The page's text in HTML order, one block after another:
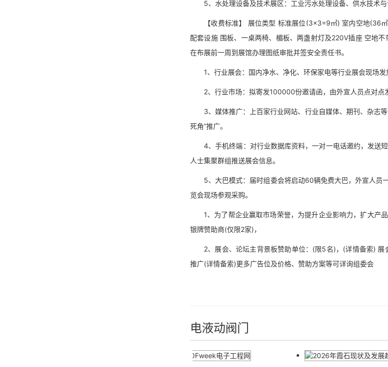
5、水处理设备及技术展区：工业污水处理设备、供水技术与
【收费标准】 展位类型 标准展位(3×3=9㎡) 室内空地(36
配套设施 围板、一桌两椅、楣板、两盏射灯及220V插座 空地
在布展前一周到展馆办理图纸审批并签安全责任书。
1、行业展会：国内净水、净化、环保家电等行业展会现场发
2、行业市场：拟寄发100000份邀请函，由外宣人员点对点
3、媒体推广：上百家行业网站、行业自媒体、期刊、杂志等
死角”推广。
4、手机终端：对行业数据库资料，一对一电话邀约，发送
人士集聚群组推送展会信息。
5、大巴模式：届时组委会将启动60辆免费大巴，外宣人员
览会现场参观采购。
1、为了帮企业赢取市场荣誉，为提升企业影响力，扩大产
银牌赞助商(仅限2家)，
2、展会、论坛主背景板赞助单位：(限5名)，(详情备索) 展
推广(详情备索)更多广告位及价格、赞助方案等可详询组委会
电液动阀门